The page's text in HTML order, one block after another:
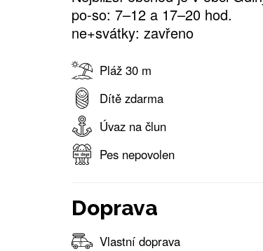
po-so: 7–12 a 17–20 hod.
ne+svátky: zavřeno
Pláž 30 m
Dítě zdarma
Úvaz na člun
Pes nepovolen
Doprava
Vlastní doprava